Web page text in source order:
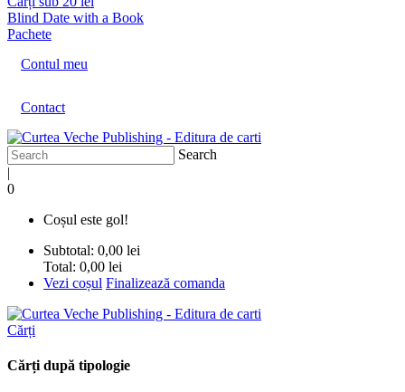
Blind Date with a Book
Pachete
Contul meu
Contact
Search
|
0
Coșul este gol!
Subtotal: 0,00 lei
Total: 0,00 lei
Vezi coșul Finalizează comanda
Cărți
Cărți după tipologie